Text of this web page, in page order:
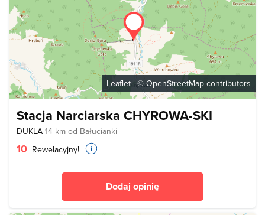
Leaflet | ©OpenStreetMap contributors
Stacja Narciarska CHYROWA-SKI
DUKLA 14 km od Bałucianki
10 Rewelacyjny!
Dodaj opinię